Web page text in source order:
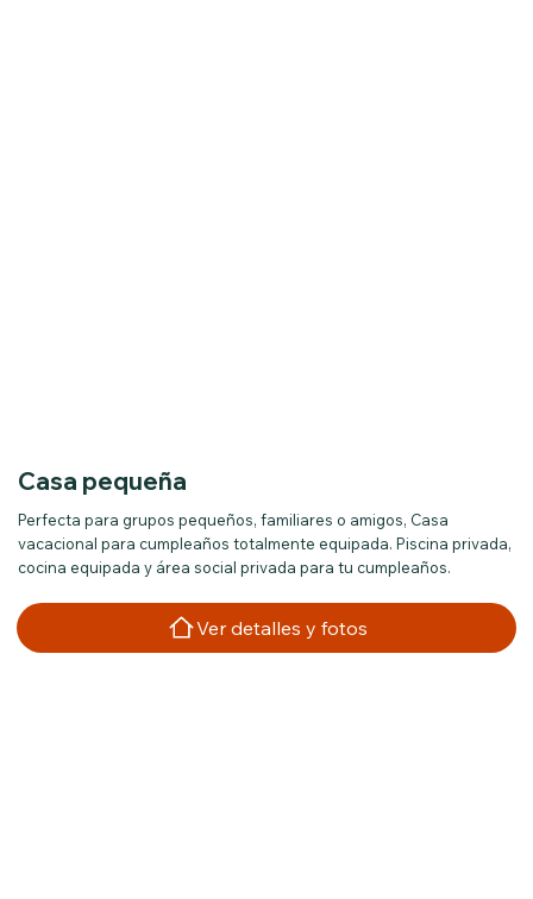
Casa pequeña
Perfecta para grupos pequeños, familiares o amigos, Casa
vacacional para cumpleaños totalmente equipada. Piscina privada,
cocina equipada y área social privada para tu cumpleaños.
Ver detalles y fotos